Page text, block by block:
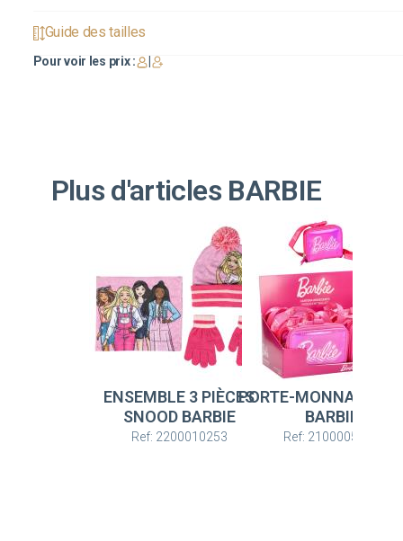
Guide des tailles
Pour voir les prix :
Plus d'articles BARBIE
ENSEMBLE 3 PIÈCES
SNOOD BARBIE
Ref: 2200010253
PORTE-MONNAIE
BARBIE
Ref: 2100005923